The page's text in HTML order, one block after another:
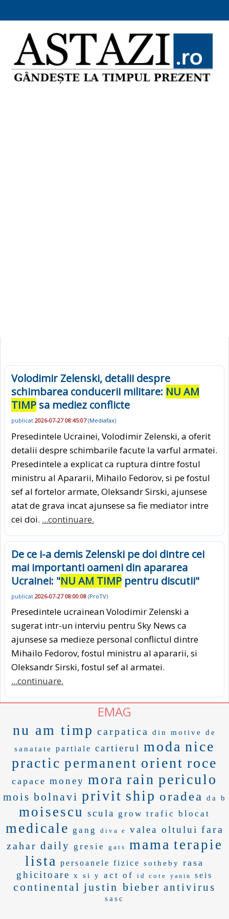
Volodimir Zelenski, detalii despre
schimbarea conducerii militare: NU AM
TIMP sa mediez conflicte
publicat 2026-07-27 08:45:07(Mediafax)
Presedintele Ucrainei, Volodimir Zelenski, a oferit
detalii despre schimbarile facute la varful armatei.
Presedintele a explicat ca ruptura dintre fostul
ministru al Apararii, Mihailo Fedorov, si pe fostul
sef al fortelor armate, Oleksandr Sirski, ajunsese
atat de grava incat ajunsese sa fie mediator intre
cei doi. ...continuare.
De ce i-a demis Zelenski pe doi dintre cei
mai importanti oameni din apararea
Ucrainei: "NU AM TIMP pentru discutii"
publicat 2026-07-27 08:00:08 (ProTV)
Presedintele ucrainean Volodimir Zelenski a
sugerat intr-un interviu pentru Sky News ca
ajunsese sa medieze personal conflictul dintre
Mihailo Fedorov, fostul ministru al apararii, si
Oleksandr Sirski, fostul sef al armatei.
...continuare.
EMAG
nu am timp carpatica
din motive de
sanatate
partiale cartierul moda nice
practic permanent orient roce
capace money mora rain periculo
mois bolnavi privit ship oradea da b
moisescu scula grow trafic blocat
medicale gang diva e valea oltului fara
zahar daily gresie gats mama terapie
lista persoanele fizice sotheby rasa
ghicitoare x si y act of id cote yanin seis
continental justin bieber antivirus
sasc